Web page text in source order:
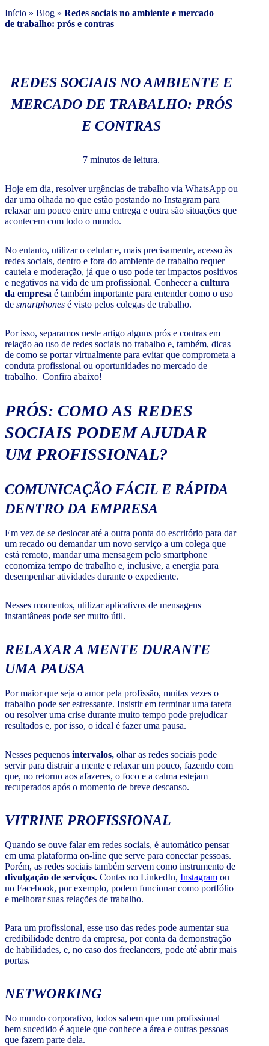
Início » Blog » Redes sociais no ambiente e mercado
de trabalho: prós e contras
REDES SOCIAIS NO AMBIENTE E
MERCADO DE TRABALHO: PRÓS
E CONTRAS
7 minutos de leitura.
Hoje em dia, resolver urgências de trabalho via WhatsApp ou
dar uma olhada no que estão postando no Instagram para
relaxar um pouco entre uma entrega e outra são situações que
acontecem com todo o mundo.
No entanto, utilizar o celular e, mais precisamente, acesso às
redes sociais, dentro e fora do ambiente de trabalho requer
cautela e moderação, já que o uso pode ter impactos positivos
e negativos na vida de um profissional. Conhecer a cultura
da empresa é também importante para entender como o uso
de smartphones é visto pelos colegas de trabalho.
Por isso, separamos neste artigo alguns prós e contras em
relação ao uso de redes sociais no trabalho e, também, dicas
de como se portar virtualmente para evitar que comprometa a
conduta profissional ou oportunidades no mercado de
trabalho. Confira abaixo!
PRÓS: COMO AS REDES
SOCIAIS PODEM AJUDAR
UM PROFISSIONAL?
COMUNICAÇÃO FÁCIL E RÁPIDA
DENTRO DA EMPRESA
Em vez de se deslocar até a outra ponta do escritório para dar
um recado ou demandar um novo serviço a um colega que
está remoto, mandar uma mensagem pelo smartphone
economiza tempo de trabalho e, inclusive, a energia para
desempenhar atividades durante o expediente.
Nesses momentos, utilizar aplicativos de mensagens
instantâneas pode ser muito útil.
RELAXAR A MENTE DURANTE
UMA PAUSA
Por maior que seja o amor pela profissão, muitas vezes o
trabalho pode ser estressante. Insistir em terminar uma tarefa
ou resolver uma crise durante muito tempo pode prejudicar
resultados e, por isso, o ideal é fazer uma pausa.
Nesses pequenos intervalos, olhar as redes sociais pode
servir para distrair a mente e relaxar um pouco, fazendo com
que, no retorno aos afazeres, o foco e a calma estejam
recuperados após o momento de breve descanso.
VITRINE PROFISSIONAL
Quando se ouve falar em redes sociais, é automático pensar
em uma plataforma on-line que serve para conectar pessoas.
Porém, as redes sociais também servem como instrumento de
divulgação de serviços. Contas no LinkedIn, Instagram ou
no Facebook, por exemplo, podem funcionar como portfólio
e melhorar suas relações de trabalho.
Para um profissional, esse uso das redes pode aumentar sua
credibilidade dentro da empresa, por conta da demonstração
de habilidades, e, no caso dos freelancers, pode até abrir mais
portas.
NETWORKING
No mundo corporativo, todos sabem que um profissional
bem sucedido é aquele que conhece a área e outras pessoas
que fazem parte dela.